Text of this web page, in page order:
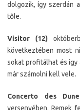
dolgozik, így szerdán
tőle.
Visitor (12)
következtében most
sokat profitálhat és így
már számolni kell vele.
Concerto des
versenyében. Remek